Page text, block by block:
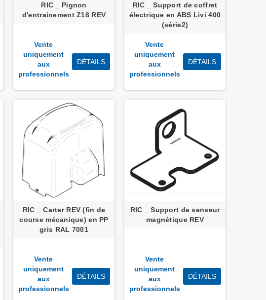
RIC _ Pignon
d'entrainement Z18 REV
Vente
uniquement
aux
professionnels
DÉTAILS
RIC _ Support de coffret
électrique en ABS Livi 400
(série2)
Vente
uniquement
aux
professionnels
DÉTAILS
RIC _ Carter REV (fin de
course mécanique) en PP
gris RAL 7001
Vente
uniquement
aux
professionnels
DÉTAILS
RIC _ Support de senseur
magnétique REV
Vente
uniquement
aux
professionnels
DÉTAILS